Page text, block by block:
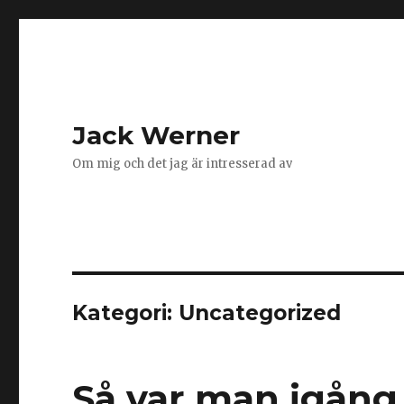
Jack Werner
Om mig och det jag är intresserad av
Kategori: Uncategorized